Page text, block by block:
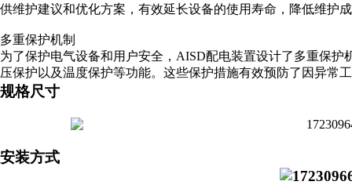
供维护建议和优化方案，有效延长设备的使用寿命，降低维护
多重保护机制
为了保护电气设备和用户安全，AISD配电装置设计了多重保
压保护以及温度保护等功能。这些保护措施有效预防了因异常
规格尺寸
安装方式